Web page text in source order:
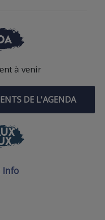
à venir
DE L'AGENDA
Info